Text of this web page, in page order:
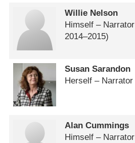
Willie Nelson
Himself – Narrator
2014⁠–⁠2015)
Susan Sarandon
Herself – Narrator
Alan Cummings
Himself – Narrator